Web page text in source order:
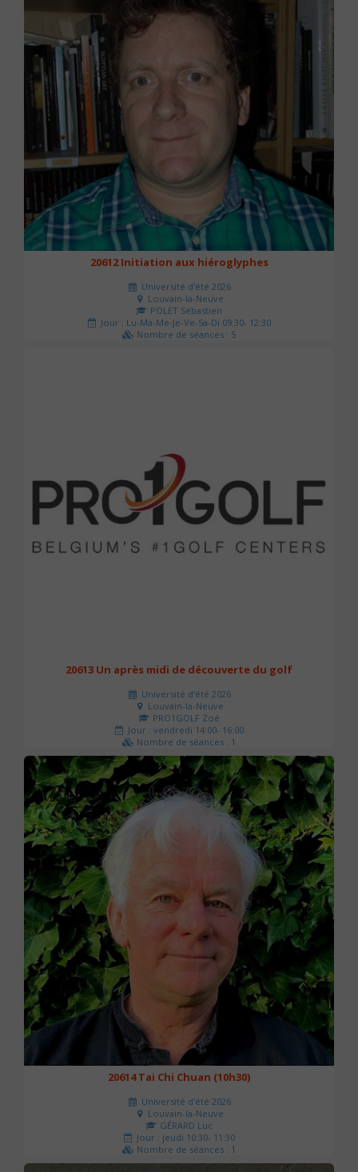
20612 Initiation aux hiéroglyphes
Université d'été 2026
Louvain-la-Neuve
POLET Sébastien
Jour : Lu-Ma-Me-Je-Ve-Sa-Di 09:30- 12:30
Nombre de séances : 5
20613 Un après midi de découverte du golf
Université d'été 2026
Louvain-la-Neuve
PRO1GOLF Zoé
Jour : vendredi 14:00- 16:00
Nombre de séances : 1
45 €
20614 Tai Chi Chuan (10h30)
Université d'été 2026
Louvain-la-Neuve
GÉRARD Luc
Jour : jeudi 10:30- 11:30
Nombre de séances : 1
0 €